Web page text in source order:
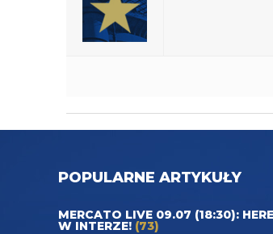
POPULARNE ARTYKUŁY
MERCATO LIVE 09.07 (18:30):
W INTERZE! (73)